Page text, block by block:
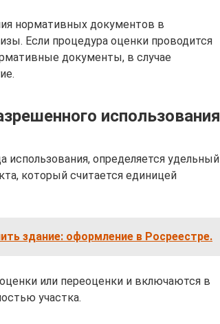
нормативных документов в
Если процедура оценки проводится
документы, в случае
использования
использования, определяется удельный
который считается единицей
здание: оформление в Росреестре.
или переоценки и включаются в
участка.